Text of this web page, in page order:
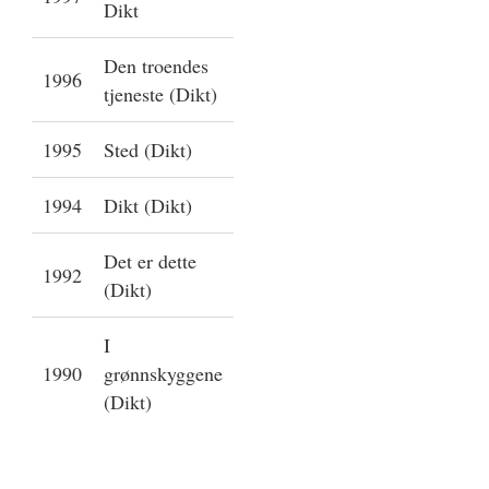
Dikt
1996
Den troendes
tjeneste (Dikt)
1995 Sted (Dikt)
1994 Dikt (Dikt)
1992
Det er dette
(Dikt)
1990
I
grønnskyggene
(Dikt)